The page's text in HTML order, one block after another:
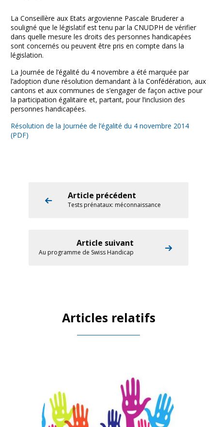
La Conseillère aux Etats argovienne Pascale Bruderer a
souligné que le législatif est tenu par la CNUDPH de vérifier
dans quelle mesure les droits des personnes handicapées
sont concernés ou peuvent être pris en compte dans la
législation.
La Journée de l’égalité du 4 novembre a été marquée par
l’adoption d’une résolution demandant à la Confédération, aux
cantons et aux communes de s’engager de façon active pour
la participation égalitaire et, partant, pour l’inclusion des
personnes handicapées.
Résolution de la Journée de l’égalité du 4 novembre 2014
(PDF)
Article précédent
Tests prénataux: méconnaissance
Article suivant
Au programme de Swiss Handicap
Articles relatifs